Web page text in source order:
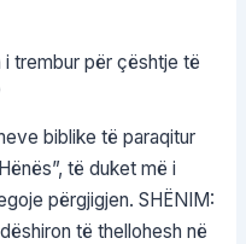
i trembur për çështje të
biblike të paraqitur
të duket më i
përgjigjen. SHËNIM:
të thellohesh në